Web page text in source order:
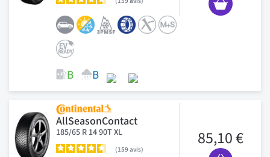
AllSeasonContact
185/65 R 14 90T XL
159 avis
85,10 €